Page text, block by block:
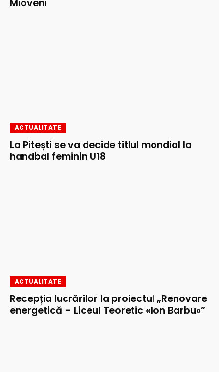
Mioveni
ACTUALITATE
La Pitești se va decide titlul mondial la
handbal feminin U18
ACTUALITATE
Recepția lucrărilor la proiectul „Renovare
energetică – Liceul Teoretic «Ion Barbu»”